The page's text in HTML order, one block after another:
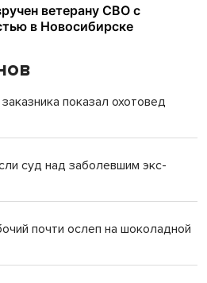
показал охотовед
суд над заболевшим экс-
почти ослеп на шоколадной